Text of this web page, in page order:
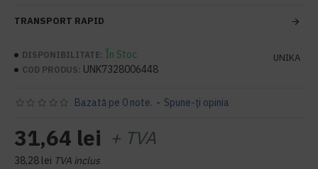
TRANSPORT RAPID
DISPONIBILITATE: În Stoc
COD PRODUS: UNK7328006448
UNIKA
Bazată pe 0 note. - Spune-ţi opinia
31,64 lei + TVA
38,28 lei TVA inclus